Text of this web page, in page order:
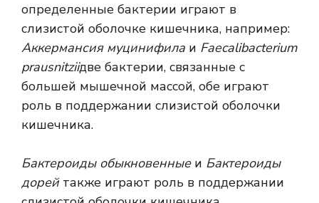
определенные бактерии играют в
слизистой оболочке кишечника, например:
Аккермансия муцинифила и Faecalibacterium
prausnitziiдве бактерии, связанные с
большей мышечной массой, обе играют
роль в поддержании слизистой оболочки
кишечника.
Бактероиды обыкновенныеи Бактероиды
дорейтакже играют роль в поддержании